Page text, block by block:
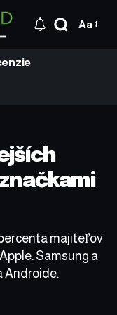
Aa
majiteľov
Samsung a
Androide.